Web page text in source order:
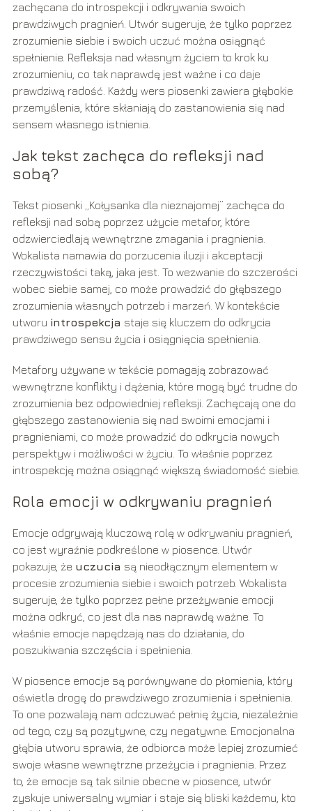
zachęcana do introspekcji i odkrywania swoich
prawdziwych pragnień. Utwór sugeruje, że tylko poprzez
zrozumienie siebie i swoich uczuć można osiągnąć
spełnienie. Refleksja nad własnym życiem to krok ku
zrozumieniu, co tak naprawdę jest ważne i co daje
prawdziwą radość. Każdy wers piosenki zawiera głębokie
przemyślenia, które skłaniają do zastanowienia się nad
sensem własnego istnienia.
Jak tekst zachęca do refleksji nad
sobą?
Tekst piosenki „Kołysanka dla nieznajomej” zachęca do
refleksji nad sobą poprzez użycie metafor, które
odzwierciedlają wewnętrzne zmagania i pragnienia.
Wokalista namawia do porzucenia iluzji i akceptacji
rzeczywistości taką, jaka jest. To wezwanie do szczerości
wobec siebie samej, co może prowadzić do głębszego
zrozumienia własnych potrzeb i marzeń. W kontekście
utworu introspekcja staje się kluczem do odkrycia
prawdziwego sensu życia i osiągnięcia spełnienia.
Metafory używane w tekście pomagają zobrazować
wewnętrzne konflikty i dążenia, które mogą być trudne do
zrozumienia bez odpowiedniej refleksji. Zachęcają one do
głębszego zastanowienia się nad swoimi emocjami i
pragnieniami, co może prowadzić do odkrycia nowych
perspektyw i możliwości w życiu. To właśnie poprzez
introspekcję można osiągnąć większą świadomość siebie.
Rola emocji w odkrywaniu pragnień
Emocje odgrywają kluczową rolę w odkrywaniu pragnień,
co jest wyraźnie podkreślone w piosence. Utwór
pokazuje, że uczucia są nieodłącznym elementem w
procesie zrozumienia siebie i swoich potrzeb. Wokalista
sugeruje, że tylko poprzez pełne przeżywanie emocji
można odkryć, co jest dla nas naprawdę ważne. To
właśnie emocje napędzają nas do działania, do
poszukiwania szczęścia i spełnienia.
W piosence emocje są porównywane do płomienia, który
oświetla drogę do prawdziwego zrozumienia i spełnienia.
To one pozwalają nam odczuwać pełnię życia, niezależnie
od tego, czy są pozytywne, czy negatywne. Emocjonalna
głębia utworu sprawia, że odbiorca może lepiej zrozumieć
swoje własne wewnętrzne przeżycia i pragnienia. Przez
to, że emocje są tak silnie obecne w piosence, utwór
zyskuje uniwersalny wymiar i staje się bliski każdemu, kto